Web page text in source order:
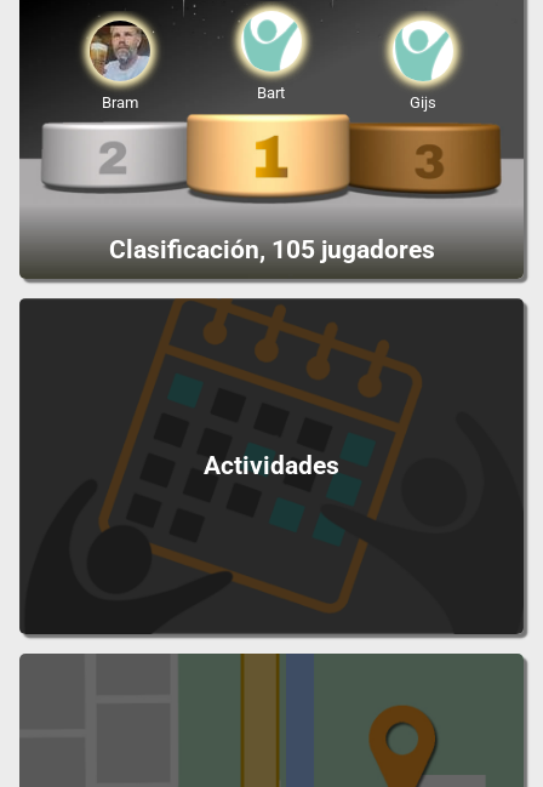
Clasificación, 105 jugadores
Bart
Bram Gijs
Actividades